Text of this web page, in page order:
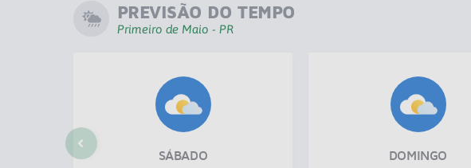
PREVISÃO DO TEMPO
Primeiro de Maio - PR
SÁBADO DOMINGO